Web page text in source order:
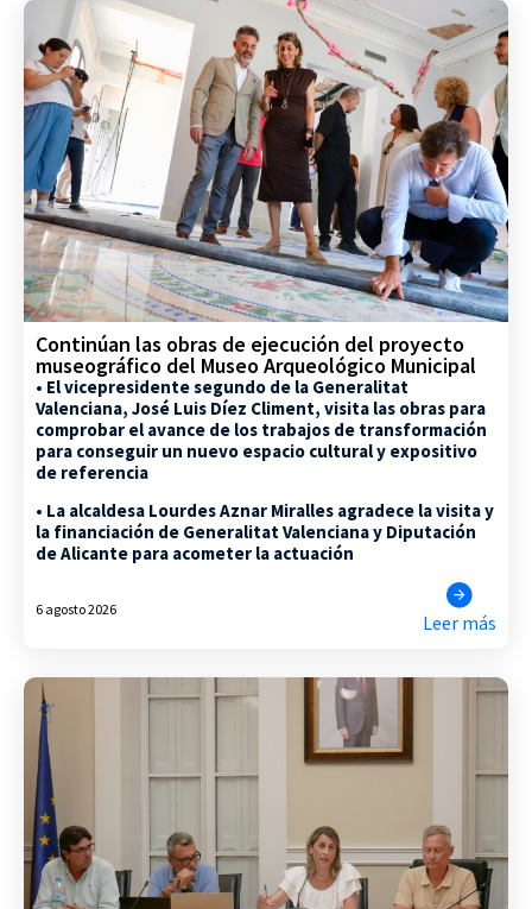
Continúan las obras de ejecución del proyecto
museográfico del Museo Arqueológico Municipal
• El vicepresidente segundo de la Generalitat
Valenciana, José Luis Díez Climent, visita las obras para
comprobar el avance de los trabajos de transformación
para conseguir un nuevo espacio cultural y expositivo
de referencia
• La alcaldesa Lourdes Aznar Miralles agradece la visita y
la financiación de Generalitat Valenciana y Diputación
de Alicante para acometer la actuación
6 agosto 2026
Leer más